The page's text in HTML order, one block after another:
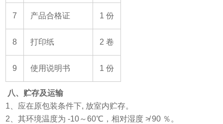
7 产品合格证 1份
8 打印纸 2卷
9 使用说明书 1份
八、 贮存及运输
1 、应在原包装条件下, 放室内贮存。
2 、其环境温度为 -10～60℃，相对湿度 ≯ 90 ％。